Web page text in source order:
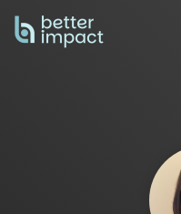
the